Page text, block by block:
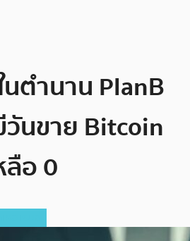
นตำนาน PlanB
วันขาย Bitcoin
ลือ 0